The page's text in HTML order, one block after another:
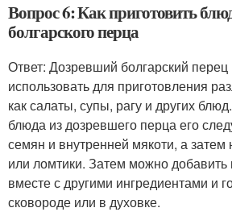
Вопрос 6: Как приготовить
болгарского перца
Ответ: Дозревший болгарский
использовать для приготовления
как салаты, супы, рагу и других
блюда из дозревшего перца его
семян и внутренней мякоти, а затем
или ломтики. Затем можно
вместе с другими ингредиентами и
сковороде или в духовке.